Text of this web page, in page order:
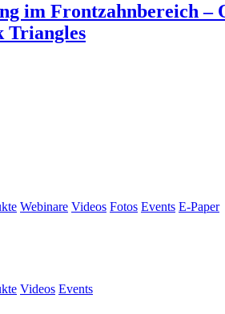
im Frontzahnbereich –
Triangles
Webinare Videos Fotos Events E-Paper
Videos Events